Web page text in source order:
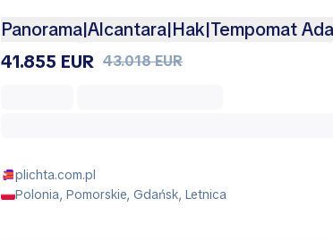
Panorama|Alcantara|Hak|Tempomat
41.855 EUR 43.018 EUR
plichta.com.pl
Polonia, Pomorskie, Gdańsk, Letnica